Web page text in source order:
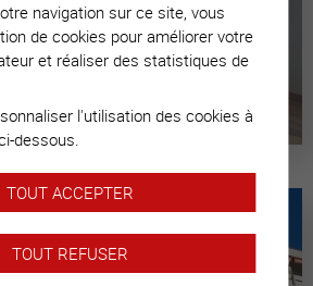
navigation sur ce site, vous
de cookies pour améliorer votre
et réaliser des statistiques de
l'utilisation des cookies à
dessous.
TOUT ACCEPTER
TOUT REFUSER